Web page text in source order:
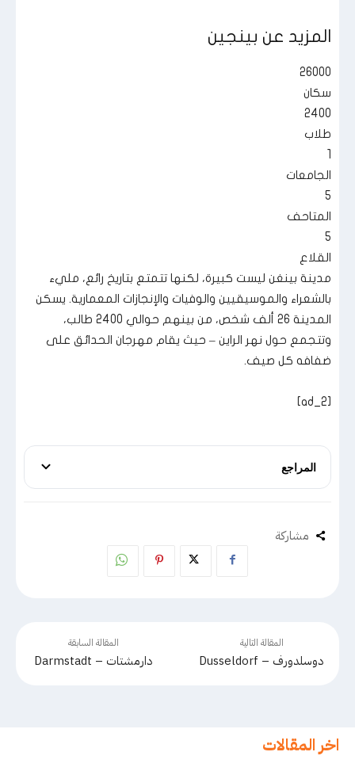
المزيد عن بينجين
26000
سكان
2400
طلاب
1
الجامعات
5
المتاحف
5
القلاع
مدينة بينغن ليست كبيرة، لكنها تتمتع بتاريخ رائع، مليء
بالشعراء والموسيقيين والوفيات والإنجازات المعمارية. يسكن
المدينة 26 ألف شخص، من بينهم حوالي 2400 طالب،
وتتجمع حول نهر الراين – حيث يقام مهرجان الحدائق على
ضفافه كل صيف.
[ad_2]
المراجع
مشاركة
المقالة السابقة
دارمشتات – Darmstadt
المقالة التالية
دوسلدورف – Dusseldorf
اخر المقالات